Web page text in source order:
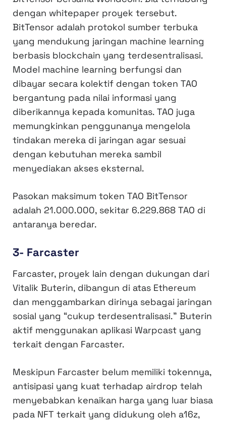
dengan whitepaper proyek tersebut.
BitTensor adalah protokol sumber terbuka
yang mendukung jaringan machine learning
berbasis blockchain yang terdesentralisasi.
Model machine learning berfungsi dan
dibayar secara kolektif dengan token TAO
bergantung pada nilai informasi yang
diberikannya kepada komunitas. TAO juga
memungkinkan penggunanya mengelola
tindakan mereka di jaringan agar sesuai
dengan kebutuhan mereka sambil
menyediakan akses eksternal.
Pasokan maksimum token TAO BitTensor
adalah 21.000.000, sekitar 6.229.868 TAO di
antaranya beredar.
3- Farcaster
Farcaster, proyek lain dengan dukungan dari
Vitalik Buterin, dibangun di atas Ethereum
dan menggambarkan dirinya sebagai jaringan
sosial yang “cukup terdesentralisasi.” Buterin
aktif menggunakan aplikasi Warpcast yang
terkait dengan Farcaster.
Meskipun Farcaster belum memiliki tokennya,
antisipasi yang kuat terhadap airdrop telah
menyebabkan kenaikan harga yang luar biasa
pada NFT terkait yang didukung oleh a16z,